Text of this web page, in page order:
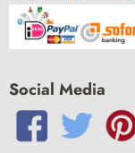
Social Media